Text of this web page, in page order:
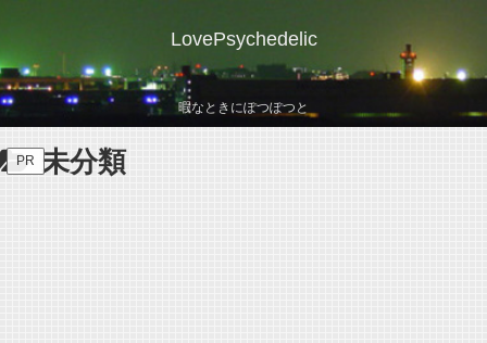
LovePsychedelic
暇なときにぽつぽつと
PR 未分類